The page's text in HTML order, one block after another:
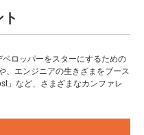
ロッパーをスターにするための
、エンジニアの生きざまをブース
」など、さまざまなカンファレ